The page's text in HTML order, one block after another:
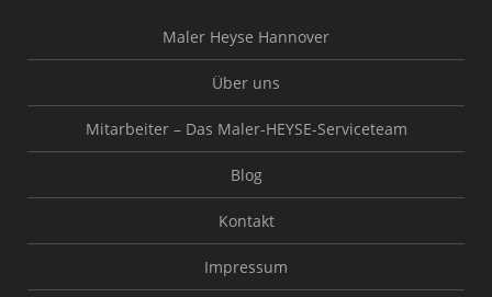
Maler Heyse Hannover
Über uns
Mitarbeiter – Das Maler-HEYSE-Serviceteam
Blog
Kontakt
Impressum